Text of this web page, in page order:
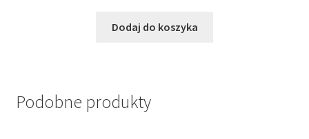
Dodaj do koszyka
Podobne produkty